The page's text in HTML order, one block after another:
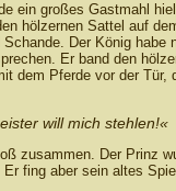
ein großes Gastmahl
hölzernen Sattel auf
Der König habe
Er band den
dem Pferde vor der Tür,
will mich stehlen!«
zusammen. Der Prinz
fing aber sein altes